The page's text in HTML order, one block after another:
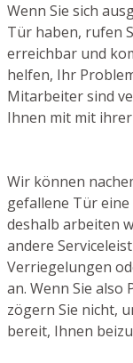
Wenn Sie sich
Tür haben, rufen
erreichbar und
helfen, Ihr
Mitarbeiter sind
Ihnen mit mit
Wir können
gefallene Tür
deshalb arbeiten
andere
Verriegelungen
an. Wenn Sie also
zögern Sie nicht,
bereit, Ihnen